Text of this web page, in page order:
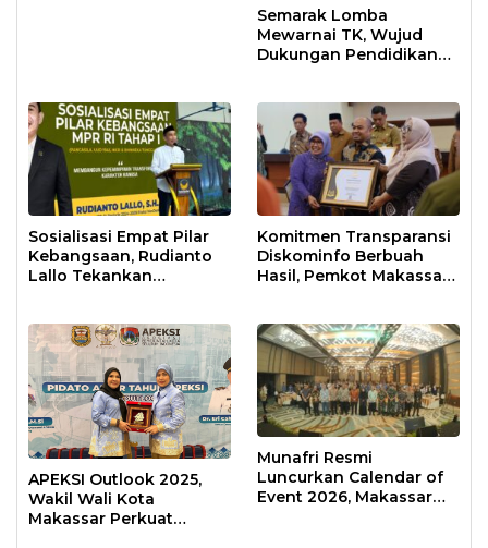
Semarak Lomba
Mewarnai TK, Wujud
Dukungan Pendidikan
Sosialisasi Empat Pilar
Kebangsaan, Rudianto
Lallo Tekankan
Komitmen Transparansi
Diskominfo Berbuah
Hasil, Pemkot Makassar
APEKSI Outlook 2025,
Wakil Wali Kota
Makassar Perkuat
Munafri Resmi
Luncurkan Calendar of
Event 2026, Makassar